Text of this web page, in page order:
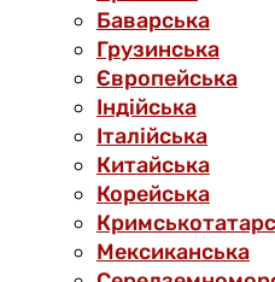
Баварська
Грузинська
Європейська
Індійська
Італійська
Китайська
Корейська
Мексиканська